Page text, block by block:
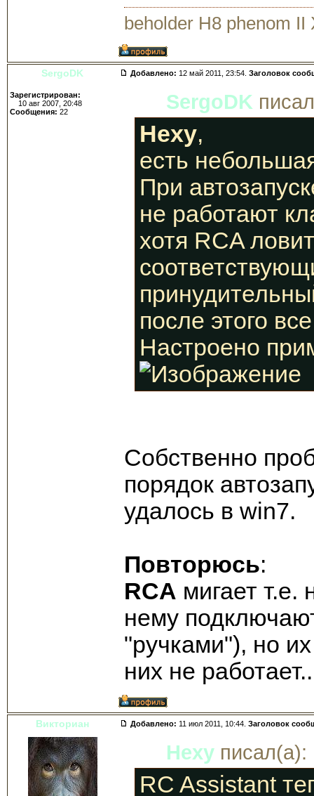
beholder H8 phenom II
SergoDK Добавлено: 12 май 2011, 23:54. Заголовок
Зарегистрирован:
10 авг 2007, 20:48
Сообщения: 22 SergoDK
Hexy,
есть
При
не работают
хотя RCA
после этого
Настроено
Собственно
порядок
удалось в win7.
Повторюсь:
RCA мигает т.е.
нему
"ручками"), но
них не
Викториан Добавлено: 11 июл 2011, 10:44. Заголовок
Hexy писал(а):
RC Assistant